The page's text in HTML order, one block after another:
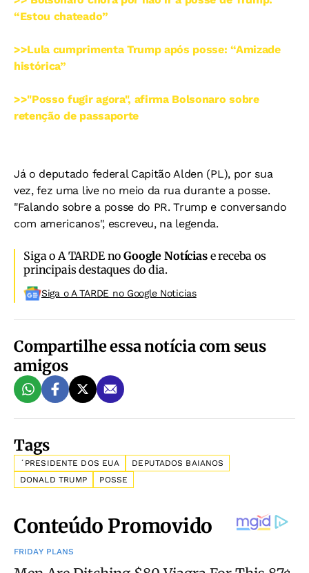
“Estou chateado”
>>Lula cumprimenta Trump após posse: “Amizade
histórica”
>>"Posso fugir agora", afirma Bolsonaro sobre
retenção de passaporte
Já o deputado federal Capitão Alden (PL), por sua
vez, fez uma live no meio da rua durante a posse.
"Falando sobre a posse do PR. Trump e conversando
com americanos", escreveu, na legenda.
Siga o A TARDE noGoogle Notíciase receba os
principais destaques do dia.
Siga o A TARDE no Google Noticias
Compartilhe essa notícia com seus
amigos
Tags
´PRESIDENTE DOS EUA
DEPUTADOS BAIANOS
DONALD TRUMP
POSSE